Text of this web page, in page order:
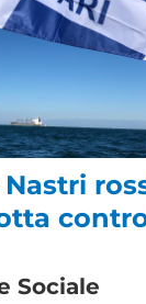
Nastri
Sociale